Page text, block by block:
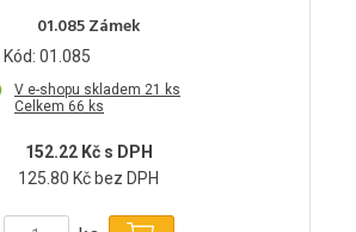
01.085 Zámek
Kód: 01.085
V e-shopu skladem 21 ks
Celkem 66 ks
152.22 Kč s DPH
125.80 Kč bez DPH